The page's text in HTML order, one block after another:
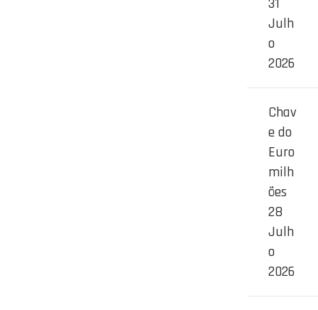
Julh
o
2026
Chav
e do
Euro
milh
ões
28
Julh
o
2026